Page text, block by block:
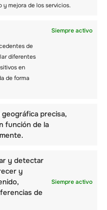
y mejora de los servicios.
Siempre activo
de
diferentes
en
de forma
precisa,
función de la
y detectar
y
de
Siempre activo
mejorar su forma
prácticas
ambiente y para ellos
de vida
un modo que la
Los niños que
escuela pueden
que tienen
o los estudios
para
recreativas al
El sentimiento de